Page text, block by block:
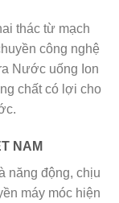
thác từ mạch
công nghệ
Nước uống Ion
chất có lợi cho
NAM
năng động, chịu
máy móc hiện